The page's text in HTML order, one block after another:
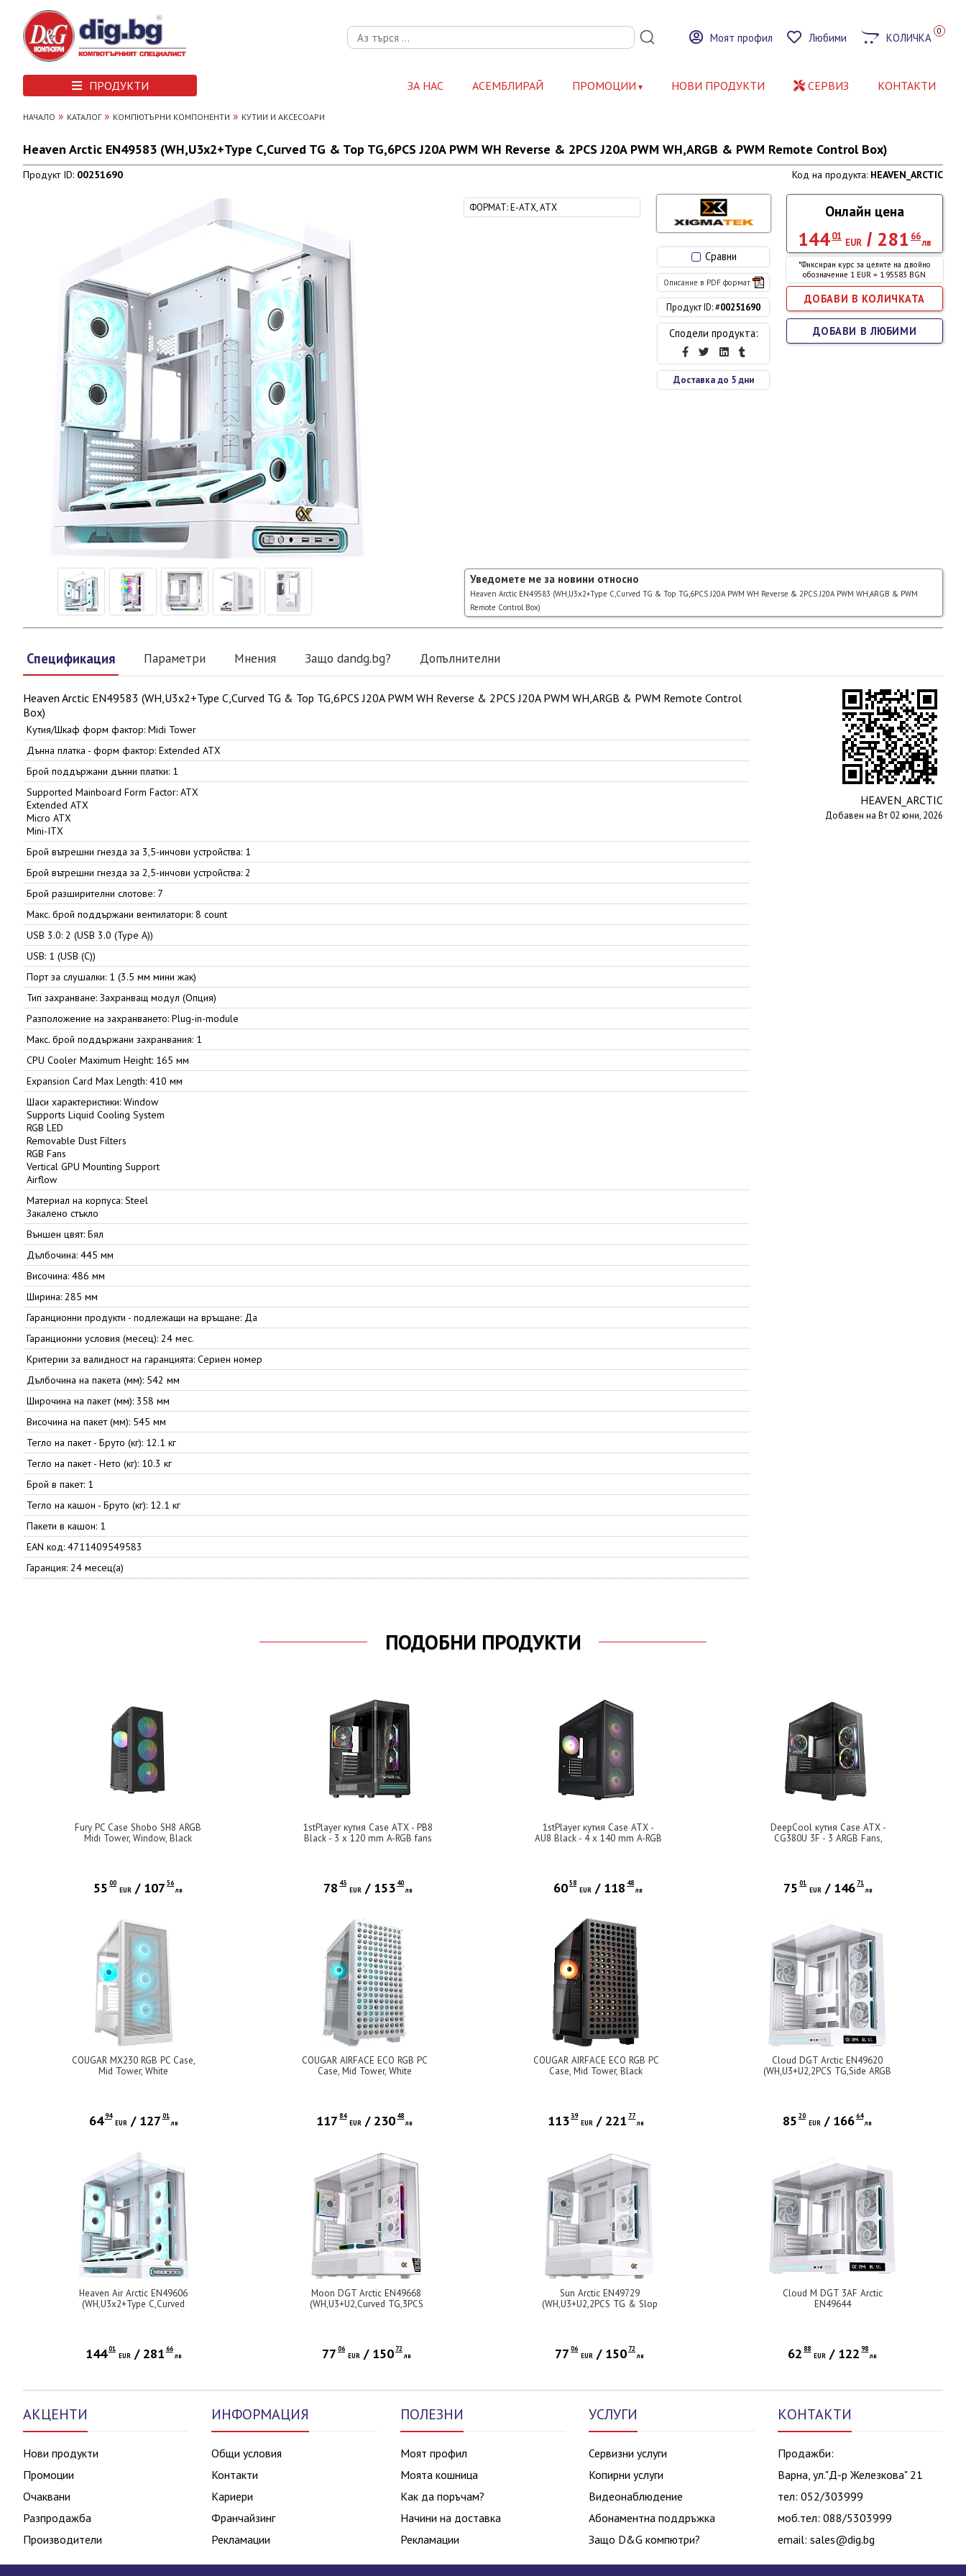
Моят профил Любими КОЛИЧКА 0
ПРОДУКТИ ЗА НАС АСЕМБЛИРАЙ ПРОМОЦИИ НОВИ ПРОДУКТИ СЕРВИЗ КОНТАКТИ
НАЧАЛО » КАТАЛОГ» КОМПЮТЪРНИ КОМПОНЕНТИ » КУТИИ И АКСЕСОАРИ
Heaven Arctic EN49583 (WH,U3x2+Type C,Curved TG & Top TG,6PCS J20A PWM WH Reverse & 2PCS J20A PWM WH,ARGB & PWM Remote Control Box)
Продукт ID: 00251690 Код на продукта: HEAVEN_ARCTIC
ФОРМАТ:E-ATX, ATX
Сравни
Описание в PDF формат
Продукт ID: #00251690
Сподели продукта:
Доставка до 5 дни
Онлайн цена
14401
EUR/ 281 66
лв
*Фиксиран курс за целите на двойно
обозначение 1 EUR = 1.95583 BGN
ДОБАВИ В ЛЮБИМИ
Уведомете ме за новини относно
Heaven Arctic EN49583 (WH,U3x2+Type C,Curved TG & Top TG,6PCS J20A PWM WH Reverse & 2PCS J20A PWM WH,ARGB & PWM
Remote Control Box)
Спецификация Параметри Мнения Защо dandg.bg? Допълнителни
Heaven Arctic EN49583 (WH,U3x2+Type C,Curved TG & Top TG,6PCS J20A PWM WH Reverse & 2PCS J20A PWM WH,ARGB & PWM Remote Control
Box)
Кутия/Шкаф форм фактор: Midi Tower
Дънна платка - форм фактор: Extended ATX
Брой поддържани дънни платки: 1
Supported Mainboard Form Factor: ATX
Extended ATX
Micro ATX
Mini-ITX
Брой вътрешни гнезда за 3,5-инчови устройства: 1
Брой вътрешни гнезда за 2,5-инчови устройства: 2
Брой разширителни слотове: 7
Макс. брой поддържани вентилатори: 8 count
USB 3.0: 2 (USB 3.0 (Type A))
USB: 1 (USB (C))
Порт за слушалки: 1 (3.5 мм мини жак)
Тип захранване: Захранващ модул (Опция)
Разположение на захранването: Plug-in-module
Макс. брой поддържани захранвания: 1
CPU Cooler Maximum Height: 165 мм
Expansion Card Max Length: 410 мм
Шаси характеристики: Window
Supports Liquid Cooling System
RGB LED
Removable Dust Filters
RGB Fans
Vertical GPU Mounting Support
Airflow
Материал на корпуса: Steel
Закалено стъкло
Външен цвят: Бял
Дълбочина: 445 мм
Височина: 486 мм
Ширина: 285 мм
Гаранционни продукти - подлежащи на връщане: Да
Гаранционни условия (месец): 24 мес.
Критерии за валидност на гаранцията: Сериен номер
Дълбочина на пакета (мм): 542 мм
Широчина на пакет (мм): 358 мм
Височина на пакет (мм): 545 мм
Тегло на пакет - Бруто (кг): 12.1 кг
Тегло на пакет - Нето (кг): 10.3 кг
Брой в пакет: 1
Тегло на кашон - Бруто (кг): 12.1 кг
Пакети в кашон: 1
EAN код: 4711409549583
Гаранция: 24 месец(а)
HEAVEN_ARCTIC
Добавен на Вт 02 юни, 2026
ПОДОБНИ ПРОДУКТИ
Fury PC Case Shobo SH8 ARGB
Midi Tower, Window, Black
55 00
EUR / 107 56
лв
1stPlayer кутия Case ATX - PB8
Black - 3 x 120 mm A-RGB fans
78 43
EUR / 153 40
лв
1stPlayer кутия Case ATX -
AU8 Black - 4 x 140 mm A-RGB
6058
EUR / 118 48
лв
DeepCool кутия Case ATX -
CG380U 3F - 3 ARGB Fans,
75 01
EUR / 146 71
лв
COUGAR MX230 RGB PC Case,
Mid Tower, White
64 94
EUR/ 127 01
лв
COUGAR AIRFACE ECO RGB PC
Case, Mid Tower, White
117 84
EUR / 230 48
лв
COUGAR AIRFACE ECO RGB PC
Case, Mid Tower, Black
113 39
EUR / 221 77
лв
Cloud DGT Arctic EN49620
(WH,U3+U2,2PCS TG,Side ARGB
85 20
EUR / 16664
лв
Heaven Air Arctic EN49606
(WH,U3x2+Type C,Curved
144 01
EUR/ 281 66
лв
Moon DGT Arctic EN49668
(WH,U3+U2,Curved TG,3PCS
77 06
EUR/ 150 72
лв
Sun Arctic EN49729
(WH,U3+U2,2PCS TG & Slop
77 06
EUR / 150 72
лв
Cloud M DGT 3AF Arctic
EN49644
WH,ARGB PCB,Digital LCD)
62 88
EUR / 122 98
лв
АКЦЕНТИ
Нови продукти
Промоции
Очаквани
Разпродажба
Производители
ИНФОРМАЦИЯ
Общи условия
Контакти
Кариери
Франчайзинг
Рекламации
ПОЛЕЗНИ
Моят профил
Моята кошница
Как да поръчам?
Начини на доставка
Рекламации
УСЛУГИ
Сервизни услуги
Копирни услуги
Видеонаблюдение
Абонаментна поддръжка
Защо D&G компютри?
КОНТАКТИ
Продажби:
Варна, ул."Д-р Железкова" 21
тел: 052/303999
моб.тел: 088/5303999
email: sales@dig.bg